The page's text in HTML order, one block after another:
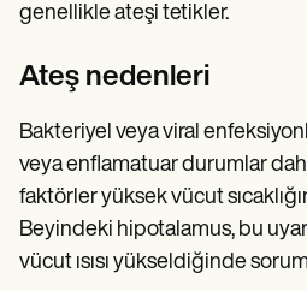
genellikle ateşi tetikler.
Ateş nedenleri
Bakteriyel veya viral
veya enflamatuar durumlar
faktörler yüksek vücut
Beyindeki hipotalamus, bu
vücut ısısı yükseldiğinde